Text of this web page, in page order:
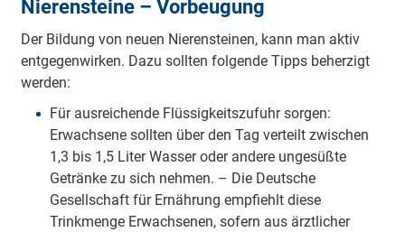
Nierensteine – Vorbeugung
Der Bildung von neuen Nierensteinen, kann man aktiv
entgegenwirken. Dazu sollten folgende Tipps beherzigt
werden:
Für ausreichende Flüssigkeitszufuhr sorgen:
Erwachsene sollten über den Tag verteilt zwischen
1,3 bis 1,5 Liter Wasser oder andere ungesüßte
Getränke zu sich nehmen. – Die Deutsche
Gesellschaft für Ernährung empfiehlt diese
Trinkmenge Erwachsenen, sofern aus ärztlicher